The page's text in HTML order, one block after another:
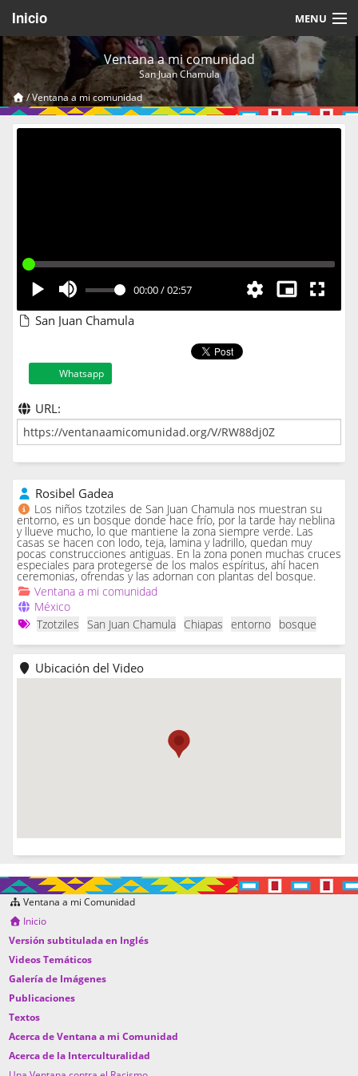
Inicio MENU
Acerca de
Videos Temáticos
Cerrar Sesión
Ventana a mi comunidad
San Juan Chamula
/Ventana a mi comunidad
00:00/02:57
San Juan Chamula
Whatsapp
URL:
Rosibel Gadea
Los niños tzotziles de San Juan Chamula nos muestran su
entorno, es un bosque donde hace frío, por la tarde hay neblina
y llueve mucho, lo que mantiene la zona siempre verde. Las
casas se hacen con lodo, teja, lamina y ladrillo, quedan muy
pocas construcciones antiguas. En la zona ponen muchas cruces
especiales para protegerse de los malos espíritus, ahí hacen
ceremonias, ofrendas y las adornan con plantas del bosque.
Ventana a mi comunidad
México
Tzotziles
San Juan Chamula Chiapas entorno bosque
Ubicación del Video
Ventana a mi Comunidad
Inicio
Versión subtitulada en Inglés
Videos Temáticos
Galería de Imágenes
Publicaciones
Textos
Acerca de Ventana a mi Comunidad
Acerca de la Interculturalidad